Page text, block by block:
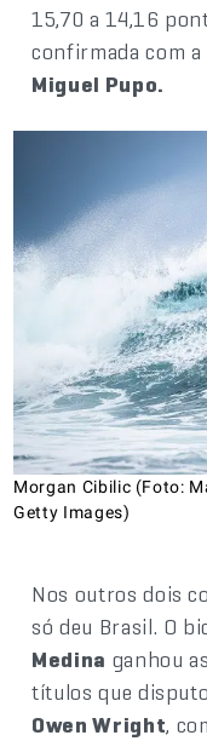
15,70 a 14,16
confirmada com
Miguel Pupo.
Morgan Cibilic (Foto:
Getty Images)
Nos outros dois
só deu Brasil. O
Medina ganhou
títulos que
Owen Wright,